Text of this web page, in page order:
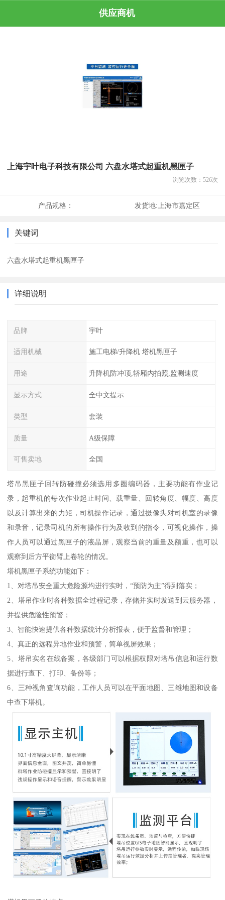
供应商机
上海宇叶电子科技有限公司 六盘水塔式起重机黑匣子
浏览次数： 526次
产品规格： 发货地:上海市嘉定区
关键词
六盘水塔式起重机黑匣子
详细说明
品牌 宇叶
适用机械 施工电梯/升降机 塔机黑匣子
用途 升降机防冲顶,轿厢内拍照,监测速度
显示方式 全中文提示
类型 套装
质量 A级保障
可售卖地 全国
塔吊黑匣子回转防碰撞必须选用多圈编码器，主要功能有作业记
录，起重机的每次作业起止时间、载重量、回转角度、幅度、高度
以及计算出来的力矩，司机操作记录，通过摄像头对司机室的录像
和录音，记录司机的所有操作行为及收到的指令，可视化操作，操
作人员可以通过黑匣子的液晶屏，观察当前的重量及额重，也可以
观察到后方平衡臂上卷轮的情况。
塔机黑匣子系统功能如下：
1、对塔吊安全重大危险源均进行实时，“预防为主”得到落实；
2、塔吊作业时各种数据全过程记录，存储并实时发送到云服务器，
并提供危险性预警；
3、智能快速提供各种数据统计分析报表，便于监督和管理；
4、真正的远程异地作业和预警，简单视屏效果；
5、塔吊实名在线备案，各级部门可以根据权限对塔吊信息和运行数
据进行查下、打印、备份等；
6、三种视角查询功能，工作人员可以在平面地图、三维地图和设备
中查下塔机。